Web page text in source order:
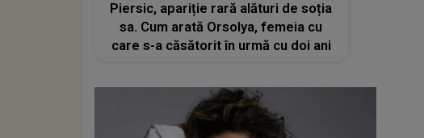
Piersic, apariție rară alături de soția
sa. Cum arată Orsolya, femeia cu
care s-a căsătorit în urmă cu doi ani